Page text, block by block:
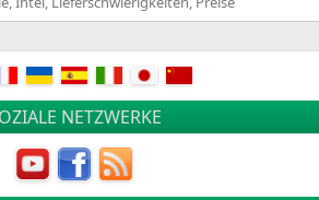
NETZWERKE